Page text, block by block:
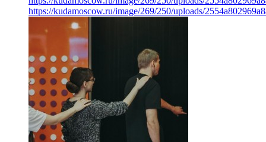
https://kudamoscow.ru/image/269/250/uploads/